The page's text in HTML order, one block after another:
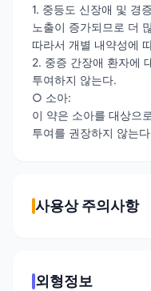
1. 중등도 신장애 및 경
노출이 증가되므로 더
따라서 개별 내약성에
2. 중증 간장애 환자에
투여하지 않는다.
○ 소아:
이 약은 소아를 대상으
투여를 권장하지 않는
사용상 주의사항
외형정보